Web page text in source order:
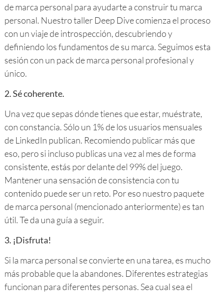
de marca personal para ayudarte a construir tu marca
personal. Nuestro taller Deep Dive comienza el proceso
con un viaje de introspección, descubriendo y
definiendo los fundamentos de su marca. Seguimos esta
sesión con un pack de marca personal profesional y
único.
2. Sé coherente.
Una vez que sepas dónde tienes que estar, muéstrate,
con constancia. Sólo un 1% de los usuarios mensuales
de LinkedIn publican. Recomiendo publicar más que
eso, pero si incluso publicas una vez al mes de forma
consistente, estás por delante del 99% del juego.
Mantener una sensación de consistencia con tu
contenido puede ser un reto. Por eso nuestro paquete
de marca personal (mencionado anteriormente) es tan
útil. Te da una guía a seguir.
3. ¡Disfruta!
Si la marca personal se convierte en una tarea, es mucho
más probable que la abandones. Diferentes estrategias
funcionan para diferentes personas. Sea cual sea el